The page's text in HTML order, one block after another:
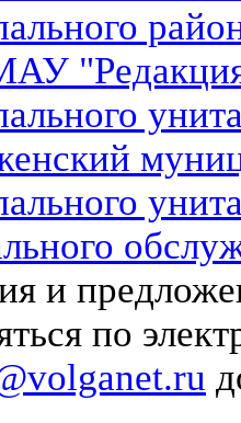
рай
и
по